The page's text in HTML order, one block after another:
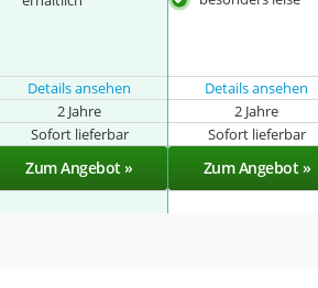
Details ansehen Details ansehen
2 Jahre 2 Jahre
Sofort lieferbar Sofort lieferbar
Zum Angebot » Zum Angebot »